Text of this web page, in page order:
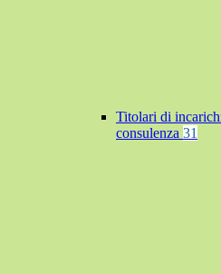
Titolari di
consulenza 31